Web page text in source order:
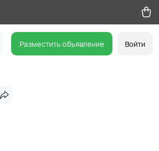
Разместить объявление Войти